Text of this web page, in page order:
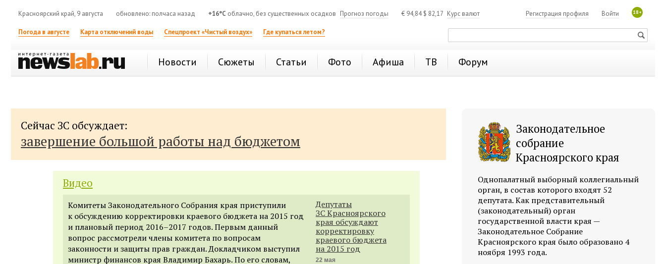
Красноярский край, 9 августа обновлено: полчаса назад +16°C облачно, без существенных осадков Прогноз погоды € 94,84$ 82,17 Курс валют 18+
Войти
Регистрация профиля
Погода в августе Карта отключений воды Спецпроект «Чистый воздух» Где купаться летом?
Новости Сюжеты Статьи Фото Афиша ТВ Форум
Сейчас ЗС обсуждает:
завершение большой работы над бюджетом
Видео
Комитеты Законодательного Собрания края приступили
к обсуждению корректировки краевого бюджета на 2015 год
и плановый период 2016–2017 годов. Первым данный
вопрос рассмотрели члены комитета по вопросам
законности и защиты прав граждан. Докладчиком выступил
министр финансов края Владимир Бахарь. По его словам,
Депутаты
ЗС Красноярского
края обсуждают
корректировку
краевого бюджета
на 2015 год
22 мая
Законодательное
собрание
Красноярского края
Однопалатный выборный коллегиальный
орган, в состав которого входят 52
депутата. Как представительный
(законодательный) орган
государственной власти края —
Законодательное Собрание
Красноярского края было образовано 4
ноября 1993 года.